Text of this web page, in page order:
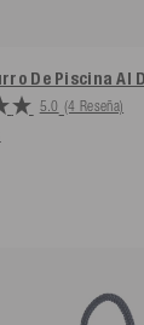
De Piscina Al
5.0 (4 Reseña)